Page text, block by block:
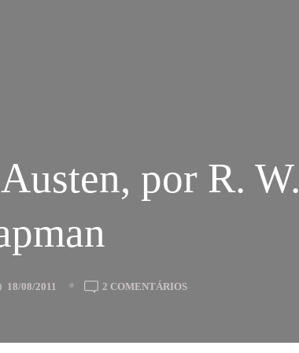
por R. W.
18/08/2011 2 COMENTÁRIOSEM
JANE